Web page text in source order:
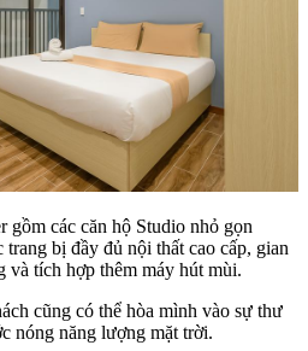
gồm các căn hộ Studio nhỏ gọn
bị đầy đủ nội thất cao cấp, gian
và tích hợp thêm máy hút mùi.
cũng có thể hòa mình vào sự thư
nóng năng lượng mặt trời.